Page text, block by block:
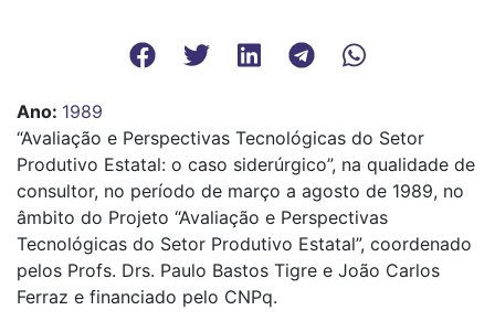
Ano: 1989
“Avaliação e Perspectivas Tecnológicas do Setor
Produtivo Estatal: o caso siderúrgico”, na qualidade de
consultor, no período de março a agosto de 1989, no
âmbito do Projeto “Avaliação e Perspectivas
Tecnológicas do Setor Produtivo Estatal”, coordenado
pelos Profs. Drs. Paulo Bastos Tigre e João Carlos
Ferraz e financiado pelo CNPq.